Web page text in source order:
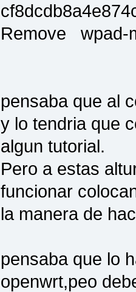
Remove wpad-
pensaba que al
y lo tendria que
algun tutorial.
Pero a estas
funcionar
la manera de
pensaba que lo
openwrt,peo